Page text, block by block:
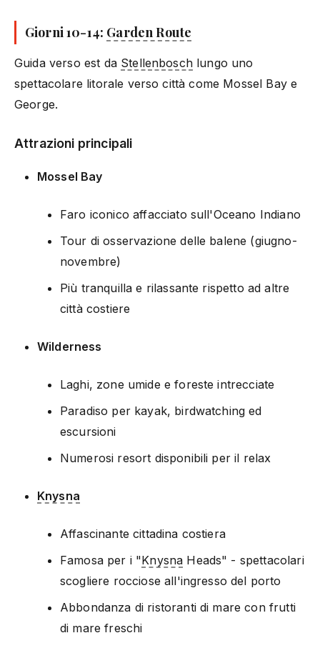
Giorni 10-14: Garden Route
Guida verso est da Stellenboschlungo uno
spettacolare litorale verso città come Mossel Bay e
George.
Attrazioni principali
Mossel Bay
Faro iconico affacciato sull'Oceano Indiano
Tour di osservazione delle balene (giugno-
novembre)
Più tranquilla e rilassante rispetto ad altre
città costiere
Wilderness
Laghi, zone umide e foreste intrecciate
Paradiso per kayak, birdwatching ed
escursioni
Numerosi resort disponibili per il relax
Knysna
Affascinante cittadina costiera
Famosa per i "Knysna Heads" - spettacolari
scogliere rocciose all'ingresso del porto
Abbondanza di ristoranti di mare con frutti
di mare freschi